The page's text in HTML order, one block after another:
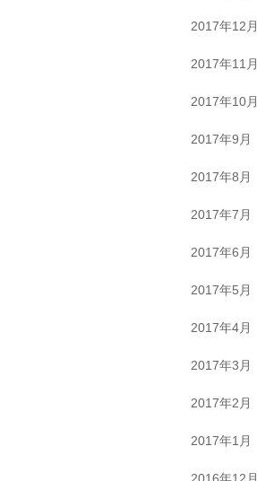
2017年12月
2017年11月
2017年10月
2017年9月
2017年8月
2017年7月
2017年6月
2017年5月
2017年4月
2017年3月
2017年2月
2017年1月